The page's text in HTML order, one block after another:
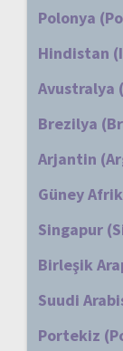
Polonya
Hindistan
Avustralya
Brezilya
Arjantin
Güney
Singapur
Birleşik
Suudi
Portekiz